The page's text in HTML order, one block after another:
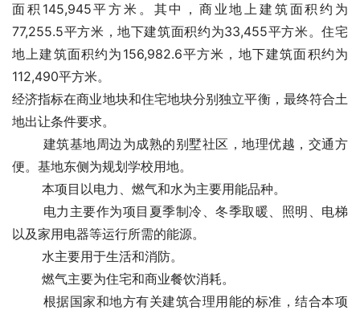
面积145,945平方米。其中，商业地上建筑面积约为
77,255.5平方米，地下建筑面积约为33,455平方米。住宅
地上建筑面积约为156,982.6平方米，地下建筑面积约为
112,490平方米。
经济指标在商业地块和住宅地块分别独立平衡，最终符合土
地出让条件要求。
建筑基地周边为成熟的别墅社区，地理优越，交通方
便。基地东侧为规划学校用地。
本项目以电力、燃气和水为主要用能品种。
电力主要作为项目夏季制冷、冬季取暖、照明、电梯
以及家用电器等运行所需的能源。
水主要用于生活和消防。
燃气主要为住宅和商业餐饮消耗。
根据国家和地方有关建筑合理用能的标准，结合本项